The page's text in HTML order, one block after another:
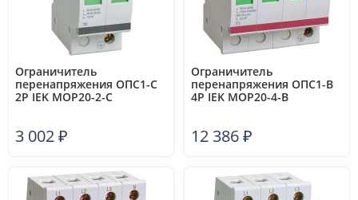
Ограничитель
перенапряжения ОПС1-C
2P IEK MOP20-2-C
3 002₽
Ограничитель
перенапряжения ОПС1-B
4P IEK MOP20-4-B
12 386₽